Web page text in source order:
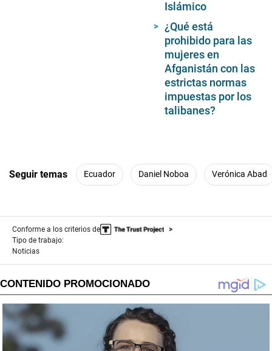
Islámico
¿Qué está
prohibido para las
mujeres en
Afganistán con las
estrictas normas
impuestas por los
talibanes?
Seguir temas Ecuador Daniel Noboa Verónica Abad
Conforme a los criterios de
Tipo de trabajo:
Noticias